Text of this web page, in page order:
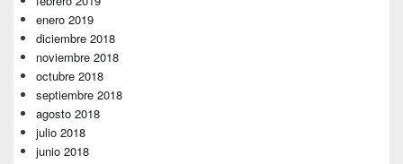
enero 2019
diciembre 2018
noviembre 2018
octubre 2018
septiembre 2018
agosto 2018
julio 2018
junio 2018